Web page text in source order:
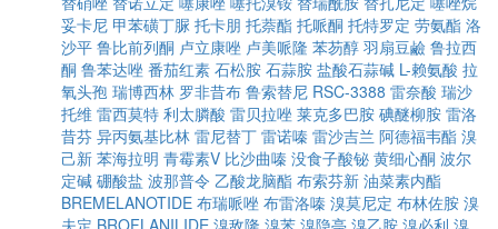
妥卡尼 甲苯磺丁脲 托卡朋 托萘酯 托哌酮 托特罗定 劳氨酯 洛
沙平 鲁比前列酮 卢立康唑 卢美哌隆 苯芴醇 羽扇豆鹼 鲁拉西
酮 鲁苯达唑 番茄红素 石松胺 石蒜胺 盐酸石蒜碱 L-赖氨酸 拉
氧头孢 瑞博西林 罗非昔布 鲁索替尼 RSC-3388 雷奈酸 瑞沙
托维 雷西莫特 利太膦酸 雷贝拉唑 莱克多巴胺 碘醚柳胺 雷洛
昔芬 异丙氨基比林 雷尼替丁 雷诺嗪 雷沙吉兰 阿德福韦酯 溴
己新 苯海拉明 青霉素V 比沙曲嗪 没食子酸铋 黄细心酮 波尔
定碱 硼酸盐 波那普令 乙酸龙脑酯 布索芬新 油菜素内酯
BREMELANOTIDE 布瑞哌唑 布雷洛嗪 溴莫尼定 布林佐胺 溴
夫定 BROFLANILIDE 溴敌隆 溴苯 溴隐亭 溴乙胺 溴必利 溴